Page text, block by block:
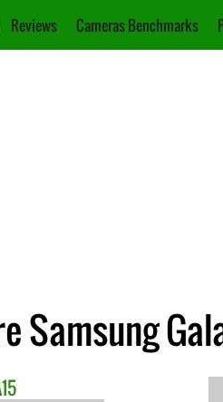
Reviews Cameras Benchmarks
Samsung